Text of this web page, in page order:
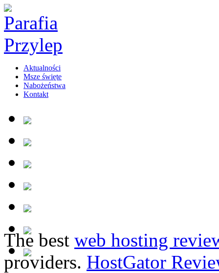
Aktualności
Msze święte
Nabożeństwa
Kontakt
The best web hosting
providers. HostGator